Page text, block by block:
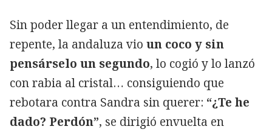
Sin poder llegar a un entendimiento, de
repente, la andaluza vio un coco y sin
pensárselo un segundo, lo cogió y lo lanzó
con rabia al cristal… consiguiendo que
rebotara contra Sandra sin querer: “¿Te he
dado? Perdón”, se dirigió envuelta en